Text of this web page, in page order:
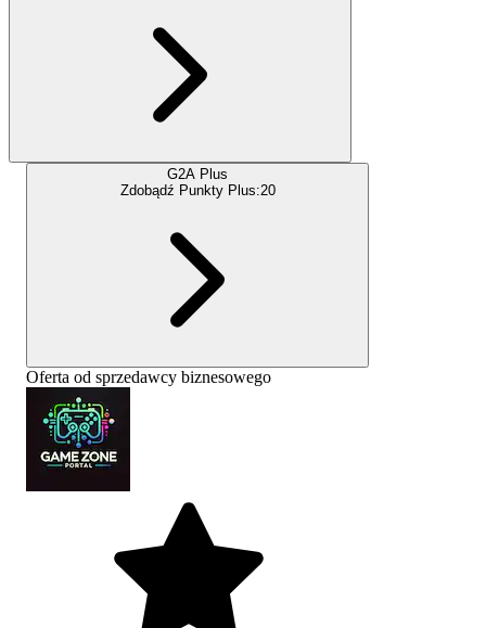
G2A Plus
Zdobądź Punkty Plus:20
Oferta od sprzedawcy biznesowego